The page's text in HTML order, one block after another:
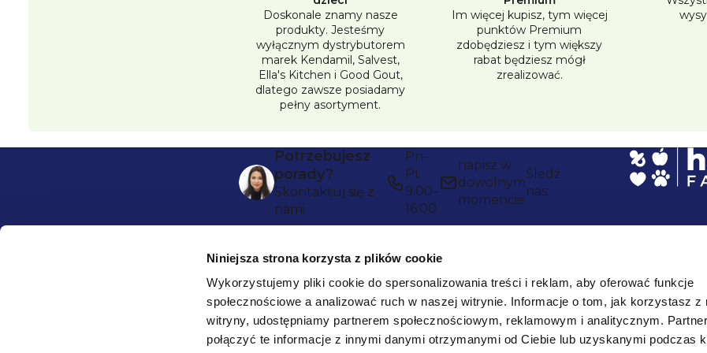
Niniejsza strona korzysta z plików cookie
Wykorzystujemy pliki cookie do spersonalizowania treści i reklam, aby oferować funkcje
społecznościowe a analizować ruch w naszej witrynie. Informacje o tom, jak korzystasz z
witryny, udostępniamy partnerem społecznościowym, reklamowym i analitycznym.
połączyć te informacje z innymi danymi otrzymanymi od Ciebie lub uzyskanymi podczas
o
l
k
i
s
t
Doskonale znamy nasze
produkty. Jesteśmy
wyłącznym dystrybutorem
marek Kendamil, Salvest,
Ella's Kitchen i Good Gout,
dlatego zawsze posiadamy
pełny asortyment.
Im więcej kupisz, tym więcej
punktów Premium
zdobędziesz i tym większy
rabat będziesz mógł
zrealizować.
o
Potrzebujesz
porady?
Skontaktuj się z
nami
Pn–
Pt
9:00–
16:00
napisz w
dowolnym
momencie
Śledź
nas: